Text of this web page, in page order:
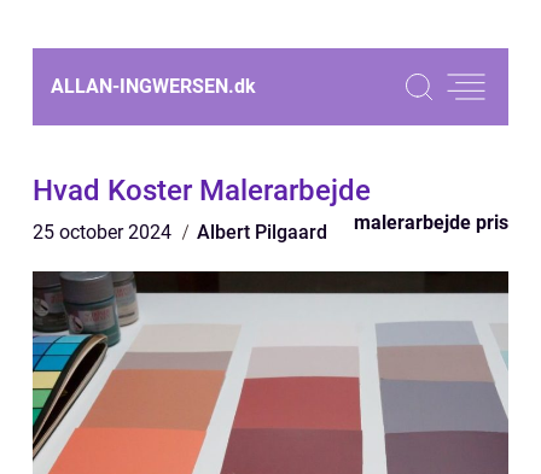
ALLAN-INGWERSEN.dk
Hvad Koster Malerarbejde
25 october 2024 Albert Pilgaard malerarbejde pris